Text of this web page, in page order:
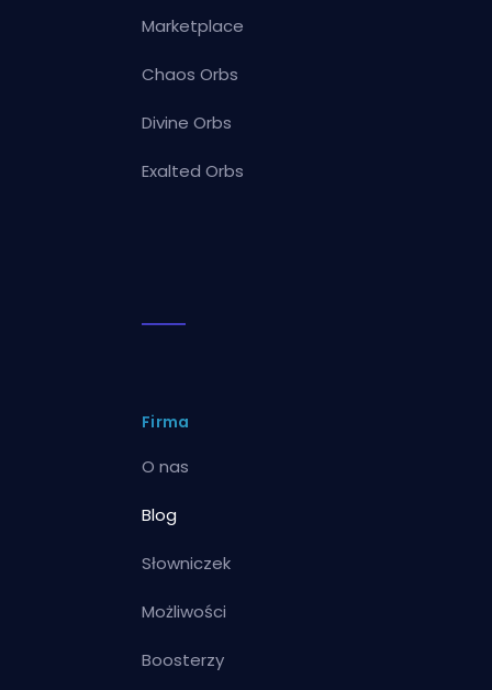
Marketplace
Chaos Orbs
Divine Orbs
Exalted Orbs
Firma
O nas
Blog
Słowniczek
Możliwości
Boosterzy